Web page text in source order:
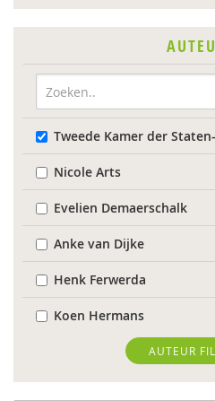
Tweede Kamer der
Nicole Arts
Evelien Demaerschalk
Anke van Dijke
Henk Ferwerda
Koen Hermans
Carinda Jansen
AUTEUR